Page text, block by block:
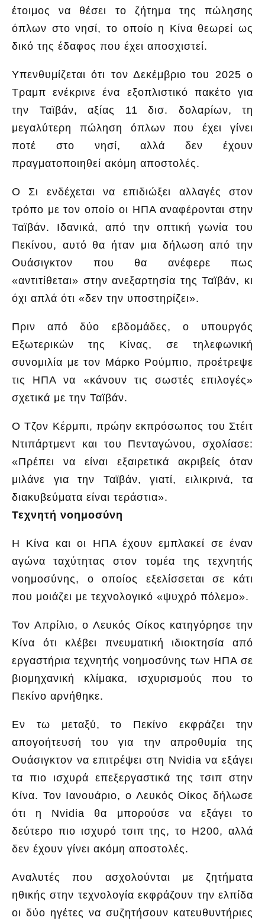
έτοιμος να θέσει το ζήτημα της πώλησης
όπλων στο νησί, το οποίο η Κίνα θεωρεί ως
δικό της έδαφος που έχει αποσχιστεί.
Υπενθυμίζεται ότι τον Δεκέμβριο του 2025 ο
Τραμπ ενέκρινε ένα εξοπλιστικό πακέτο για
την Ταϊβάν, αξίας 11 δισ. δολαρίων, τη
μεγαλύτερη πώληση όπλων που έχει γίνει
ποτέ στο νησί, αλλά δεν έχουν
πραγματοποιηθεί ακόμη αποστολές.
Ο Σι ενδέχεται να επιδιώξει αλλαγές στον
τρόπο με τον οποίο οι ΗΠΑ αναφέρονται στην
Ταϊβάν. Ιδανικά, από την οπτική γωνία του
Πεκίνου, αυτό θα ήταν μια δήλωση από την
Ουάσιγκτον που θα ανέφερε πως
«αντιτίθεται» στην ανεξαρτησία της Ταϊβάν, κι
όχι απλά ότι «δεν την υποστηρίζει».
Πριν από δύο εβδομάδες, ο υπουργός
Εξωτερικών της Κίνας, σε τηλεφωνική
συνομιλία με τον Μάρκο Ρούμπιο, προέτρεψε
τις ΗΠΑ να «κάνουν τις σωστές επιλογές»
σχετικά με την Ταϊβάν.
Ο Τζον Κέρμπι, πρώην εκπρόσωπος του Στέιτ
Ντιπάρτμεντ και του Πενταγώνου, σχολίασε:
«Πρέπει να είναι εξαιρετικά ακριβείς όταν
μιλάνε για την Ταϊβάν, γιατί, ειλικρινά, τα
διακυβεύματα είναι τεράστια».
Τεχνητή νοημοσύνη
Η Κίνα και οι ΗΠΑ έχουν εμπλακεί σε έναν
αγώνα ταχύτητας στον τομέα της τεχνητής
νοημοσύνης, ο οποίος εξελίσσεται σε κάτι
που μοιάζει με τεχνολογικό «ψυχρό πόλεμο».
Τον Απρίλιο, ο Λευκός Οίκος κατηγόρησε την
Κίνα ότι κλέβει πνευματική ιδιοκτησία από
εργαστήρια τεχνητής νοημοσύνης των ΗΠΑ σε
βιομηχανική κλίμακα, ισχυρισμούς που το
Πεκίνο αρνήθηκε.
Εν τω μεταξύ, το Πεκίνο εκφράζει την
απογοήτευσή του για την απροθυμία της
Ουάσιγκτον να επιτρέψει στη Nvidia να εξάγει
τα πιο ισχυρά επεξεργαστικά της τσιπ στην
Κίνα. Τον Ιανουάριο, ο Λευκός Οίκος δήλωσε
ότι η Nvidia θα μπορούσε να εξάγει το
δεύτερο πιο ισχυρό τσιπ της, το H200, αλλά
δεν έχουν γίνει ακόμη αποστολές.
Αναλυτές που ασχολούνται με ζητήματα
ηθικής στην τεχνολογία εκφράζουν την ελπίδα
οι δύο ηγέτες να συζητήσουν κατευθυντήριες